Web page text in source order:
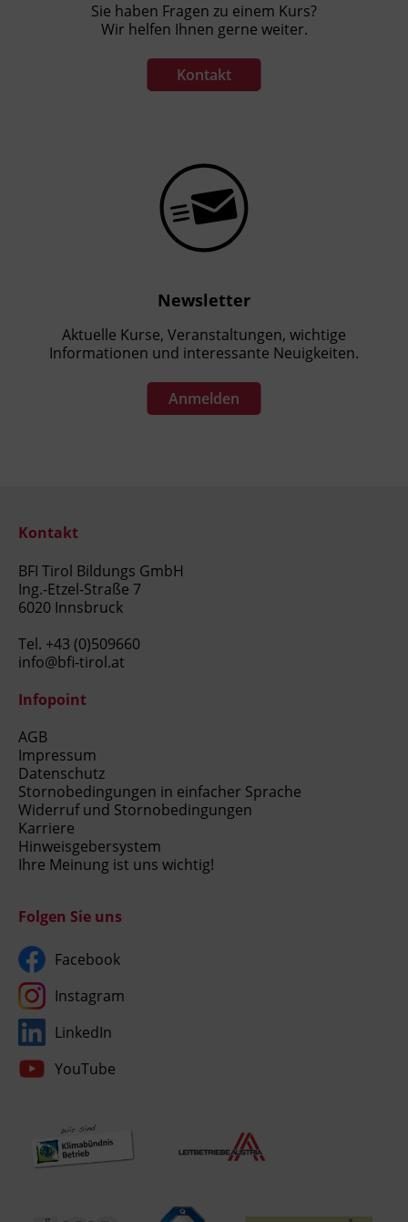
Sie haben Fragen zu einem Kurs?
Wir helfen Ihnen gerne weiter.
Kontakt
Newsletter
Aktuelle Kurse, Veranstaltungen, wichtige
Informationen und interessante Neuigkeiten.
Anmelden
Kontakt
BFI Tirol Bildungs GmbH
Ing.-Etzel-Straße 7
6020 Innsbruck
Tel. +43 (0)509660
info@bfi-tirol.at
Infopoint
AGB
Impressum
Datenschutz
Stornobedingungen in einfacher Sprache
Widerruf und Stornobedingungen
Karriere
Hinweisgebersystem
Ihre Meinung ist uns wichtig!
Folgen Sie uns
Facebook
Instagram
LinkedIn
YouTube